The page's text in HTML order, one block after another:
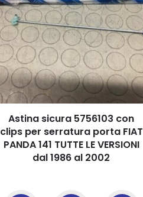
Astina sicura 5756103 con
clips per serratura porta FIAT
PANDA 141 TUTTE LE VERSIONI
dal 1986 al 2002